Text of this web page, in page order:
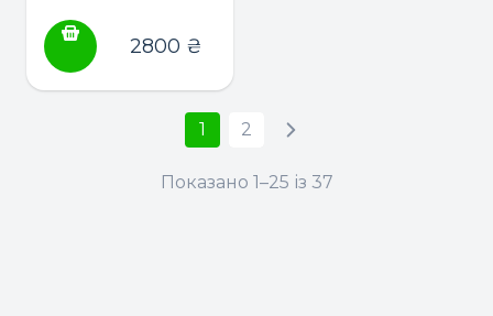
2800 ₴
1 2
Показано 1–25 із 37